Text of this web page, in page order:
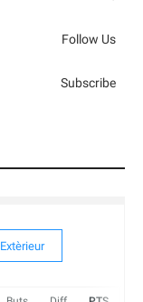
Follow Us
Subscribe
Extèrieur